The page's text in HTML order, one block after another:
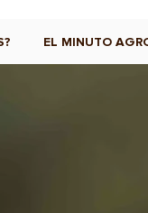
EL MINUTO